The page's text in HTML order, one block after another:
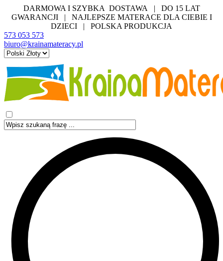
DARMOWA I SZYBKA DOSTAWA | DO 15 LAT
GWARANCJI | NAJLEPSZE MATERACE DLA CIEBIE I
DZIECI | POLSKA PRODUKCJA
573 053 573
biuro@krainamateracy.pl